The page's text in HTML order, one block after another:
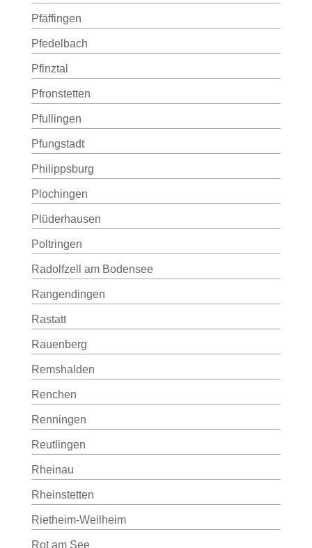
Pfäffingen
Pfedelbach
Pfinztal
Pfronstetten
Pfullingen
Pfungstadt
Philippsburg
Plochingen
Plüderhausen
Poltringen
Radolfzell am Bodensee
Rangendingen
Rastatt
Rauenberg
Remshalden
Renchen
Renningen
Reutlingen
Rheinau
Rheinstetten
Rietheim-Weilheim
Rot am See